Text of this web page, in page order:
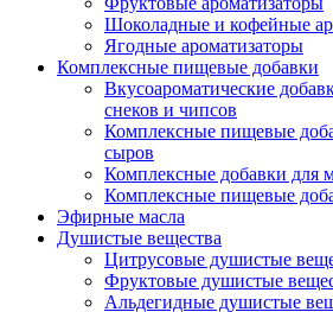
Шоколадные и кофейные
Ягодные ароматизаторы
Комплексные пищевые добавки
Вкусоароматические
снеков и чипсов
Комплексные пищевые
сыров
Комплексные добавки для
Комплексные пищевые
Эфирные масла
Душистые вещества
Цитрусовые душистые
Фруктовые душистые
Альдегидные душистые